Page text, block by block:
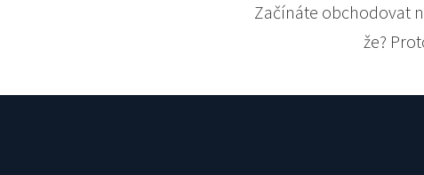
Začínáte obchodovat
že?